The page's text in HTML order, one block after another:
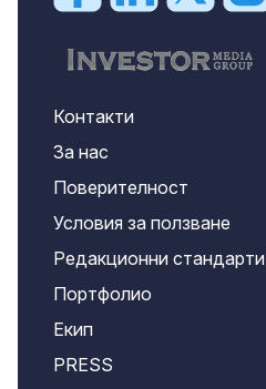
Контакти
За нас
Поверителност
Условия за ползване
Редакционни стандарти
Портфолио
Екип
PRESS